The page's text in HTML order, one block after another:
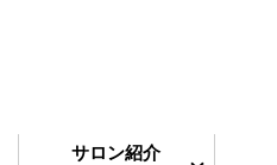
サロン紹介